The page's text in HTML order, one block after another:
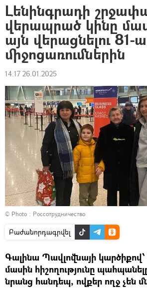
Լենինգրադի
վերապրած կինը
այն վերացնելու 81-
միջոցառումներին
14:17 26.01.2025
© Photo : Россотрудничество
Բաժանորդագրվել
Գալինա Պավլովնայի
մասին հիշողությունը
նրանց հանդեպ, ովքեր ողջ չեն